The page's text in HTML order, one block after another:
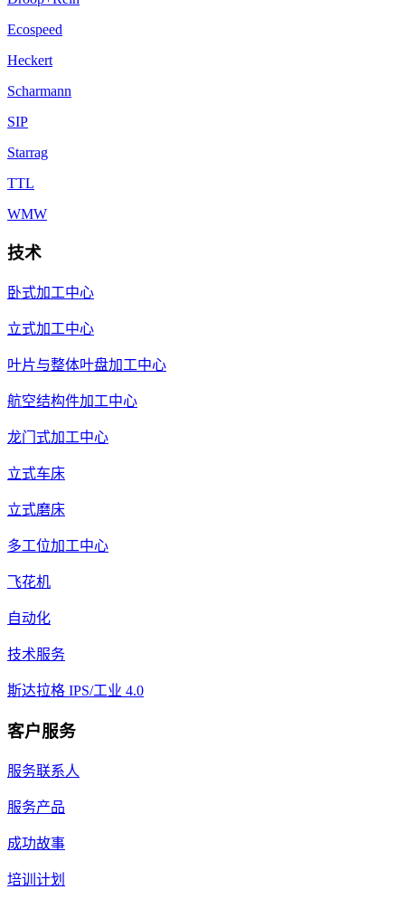
Ecospeed
Heckert
Scharmann
SIP
Starrag
TTL
WMW
技术
卧式加工中心
立式加工中心
叶片与整体叶盘加工中心
航空结构件加工中心
龙门式加工中心
立式车床
立式磨床
多工位加工中心
飞花机
自动化
技术服务
斯达拉格 IPS/工业 4.0
客户服务
服务联系人
服务产品
成功故事
培训计划